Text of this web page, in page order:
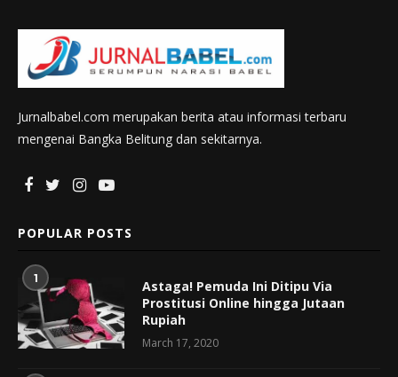
Jurnalbabel.com merupakan berita atau informasi terbaru
mengenai Bangka Belitung dan sekitarnya.
POPULAR POSTS
1
Astaga! Pemuda Ini Ditipu Via
Prostitusi Online hingga Jutaan
Rupiah
March 17, 2020